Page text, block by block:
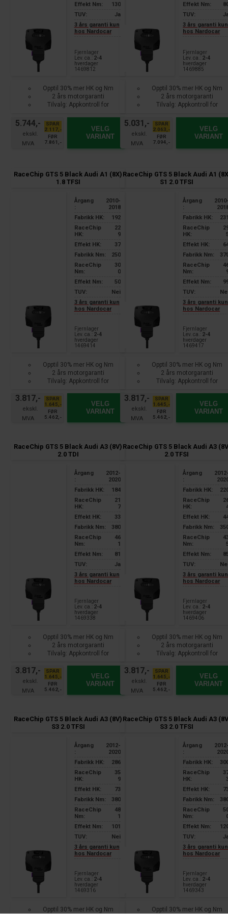
Effekt Nm:
130
TUV:
Ja
3 års garanti kun
hos Nardocar
Fjernlager
Lev. ca.:
2-4
hverdager
1469812
Opptil 30% mer HK og Nm
2 års motorgaranti
Tilvalg: Appkontroll for
5.744,-
SPAR
2.117,-
FØR
7.861,-
VELG
VARIANT
Effekt Nm:
TUV:
3 års garanti kun
hos Nardocar
Fjernlager
Lev. ca.: 2-4
hverdager
1469885
Opptil 30% mer HK og Nm
2 års motorgaranti
Tilvalg: Appkontroll for
5.031,-
SPAR
2.063,-
FØR
7.094,-
VELG
VARIANT
RaceChip GTS 5 Black Audi A1 (8X)
1.8 TFSI
Årgang
:
2010-
2018
Fabrikk HK:
192
RaceChip
HK:
22
9
Effekt HK:
37
Fabrikk Nm:
250
RaceChip
Nm:
30
0
Effekt Nm:
50
TUV:
Nei
3 års garanti kun
hos Nardocar
Fjernlager
Lev. ca.:
2-4
hverdager
1469414
Opptil 30% mer HK og Nm
2 års motorgaranti
Tilvalg: Appkontroll for
3.817,-
SPAR
1.645,-
FØR
5.462,-
VELG
VARIANT
RaceChip GTS 5 Black Audi A1
S1 2.0 TFSI
Årgang
:
Fabrikk HK:
RaceChip
HK:
Effekt HK:
Fabrikk Nm:
RaceChip
Nm:
Effekt Nm:
TUV:
3 års garanti kun
hos Nardocar
Fjernlager
Lev. ca.: 2-4
hverdager
1469417
Opptil 30% mer HK og Nm
2 års motorgaranti
Tilvalg: Appkontroll for
3.817,-
SPAR
1.645,-
FØR
5.462,-
VELG
VARIANT
RaceChip GTS 5 Black Audi A3 (8V)
2.0 TDI
Årgang
:
2012-
2020
Fabrikk HK:
184
RaceChip
HK:
21
7
Effekt HK:
33
Fabrikk Nm:
380
RaceChip
Nm:
46
1
Effekt Nm:
81
TUV:
Ja
3 års garanti kun
hos Nardocar
Fjernlager
Lev. ca.:
2-4
hverdager
1469338
Opptil 30% mer HK og Nm
2 års motorgaranti
Tilvalg: Appkontroll for
3.817,-
SPAR
1.645,-
FØR
5.462,-
VELG
VARIANT
RaceChip GTS 5 Black Audi A3
2.0 TFSI
Årgang
:
Fabrikk HK:
RaceChip
HK:
Effekt HK:
Fabrikk Nm:
RaceChip
Nm:
Effekt Nm:
TUV:
3 års garanti kun
hos Nardocar
Fjernlager
Lev. ca.: 2-4
hverdager
1469406
Opptil 30% mer HK og Nm
2 års motorgaranti
Tilvalg: Appkontroll for
3.817,-
SPAR
1.645,-
FØR
5.462,-
VELG
VARIANT
RaceChip GTS 5 Black Audi A3 (8V)
S3 2.0 TFSI
Årgang
:
2012-
2020
Fabrikk HK:
286
RaceChip
HK:
35
9
Effekt HK:
73
Fabrikk Nm:
380
RaceChip
Nm:
48
1
Effekt Nm:
101
TUV:
Nei
3 års garanti kun
hos Nardocar
Fjernlager
Lev. ca.:
2-4
hverdager
1469316
Opptil 30% mer HK og Nm
RaceChip GTS 5 Black Audi A3
S3 2.0 TFSI
Årgang
:
Fabrikk HK:
RaceChip
HK:
Effekt HK:
Fabrikk Nm:
RaceChip
Nm:
Effekt Nm:
TUV:
3 års garanti kun
hos Nardocar
Fjernlager
Lev. ca.: 2-4
hverdager
1469343
Opptil 30% mer HK og Nm